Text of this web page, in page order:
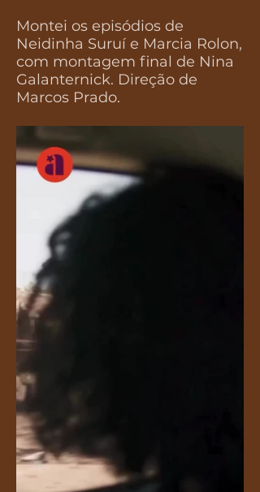
Montei os episódios de
Neidinha Suruí e Marcia Rolon,
com montagem final de Nina
Galanternick. Direção de
Marcos Prado.